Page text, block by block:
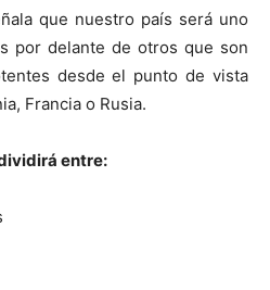
que nuestro país será uno
por delante de otros que son
desde el punto de vista
Francia o Rusia.
entre: